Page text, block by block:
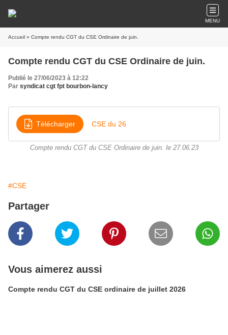
MENU
Accueil » Compte rendu CGT du CSE Ordinaire de juin.
Compte rendu CGT du CSE Ordinaire de juin.
Publié le 27/06/2023 à 12:22
Par syndicat cgt fpt bourbon-lancy
Télécharger CSE du 26
Compte rendu CGT du CSE Ordinaire de juin. le 27.06.23
#CSE
Partager
Vous aimerez aussi
Compte rendu CGT du CSE ordinaire de juillet 2026